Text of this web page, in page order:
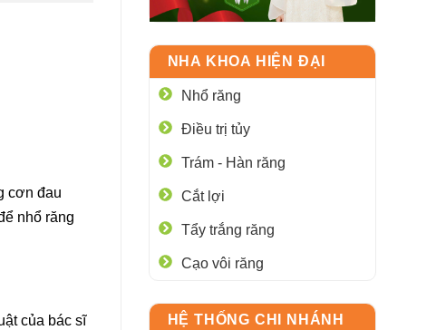
cơn đau
nhổ răng
của bác sĩ
NHA KHOA HIỆN ĐẠI
Nhổ răng
Điều trị tủy
Trám - Hàn răng
Cắt lợi
Tẩy trắng răng
Cạo vôi răng
HỆ THỐNG CHI NHÁNH